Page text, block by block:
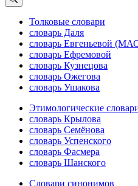
Толковые словари
словарь Даля
словарь Евгеньевой
словарь Ефремовой
словарь Кузнецова
словарь Ожегова
словарь Ушакова
Этимологические
словарь Крылова
словарь Семёнова
словарь Успенского
словарь Фасмера
словарь Шанского
Словари синонимов